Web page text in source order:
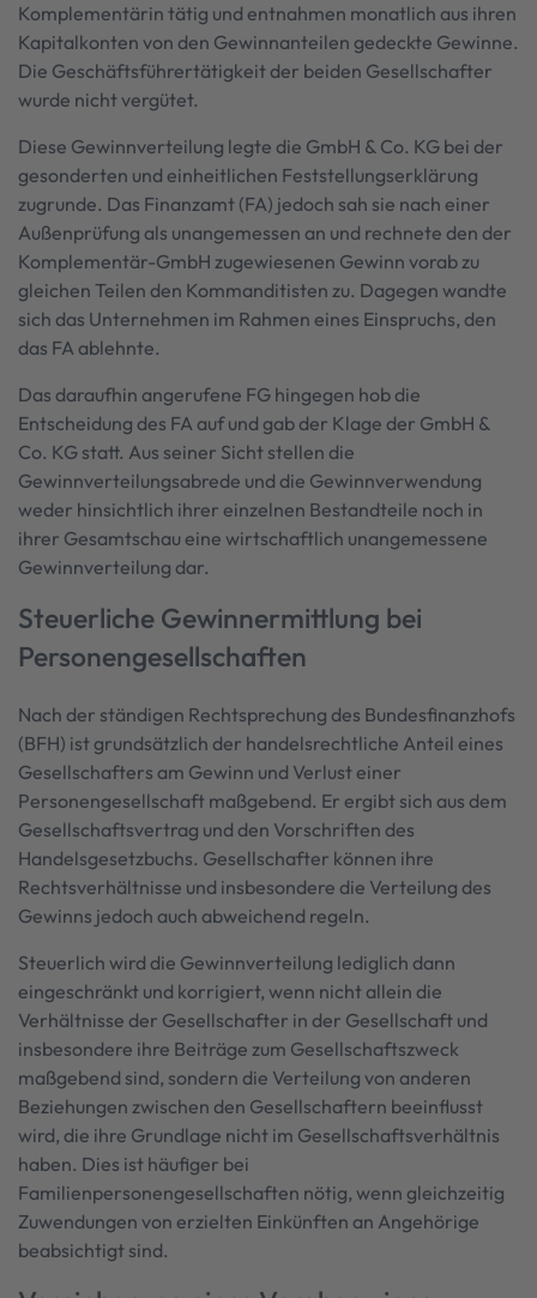
Komplementärin tätig und entnahmen monatlich aus ihren
Kapitalkonten von den Gewinnanteilen gedeckte Gewinne.
Die Geschäftsführertätigkeit der beiden Gesellschafter
wurde nicht vergütet.
Diese Gewinnverteilung legte die GmbH & Co. KG bei der
gesonderten und einheitlichen Feststellungserklärung
zugrunde. Das Finanzamt (FA) jedoch sah sie nach einer
Außenprüfung als unangemessen an und rechnete den der
Komplementär-GmbH zugewiesenen Gewinn vorab zu
gleichen Teilen den Kommanditisten zu. Dagegen wandte
sich das Unternehmen im Rahmen eines Einspruchs, den
das FA ablehnte.
Das daraufhin angerufene FG hingegen hob die
Entscheidung des FA auf und gab der Klage der GmbH &
Co. KG statt. Aus seiner Sicht stellen die
Gewinnverteilungsabrede und die Gewinnverwendung
weder hinsichtlich ihrer einzelnen Bestandteile noch in
ihrer Gesamtschau eine wirtschaftlich unangemessene
Gewinnverteilung dar.
Steuerliche Gewinnermittlung bei
Personengesellschaften
Nach der ständigen Rechtsprechung des Bundesfinanzhofs
(BFH) ist grundsätzlich der handelsrechtliche Anteil eines
Gesellschafters am Gewinn und Verlust einer
Personengesellschaft maßgebend. Er ergibt sich aus dem
Gesellschaftsvertrag und den Vorschriften des
Handelsgesetzbuchs. Gesellschafter können ihre
Rechtsverhältnisse und insbesondere die Verteilung des
Gewinns jedoch auch abweichend regeln.
Steuerlich wird die Gewinnverteilung lediglich dann
eingeschränkt und korrigiert, wenn nicht allein die
Verhältnisse der Gesellschafter in der Gesellschaft und
insbesondere ihre Beiträge zum Gesellschaftszweck
maßgebend sind, sondern die Verteilung von anderen
Beziehungen zwischen den Gesellschaftern beeinflusst
wird, die ihre Grundlage nicht im Gesellschaftsverhältnis
haben. Dies ist häufiger bei
Familienpersonengesellschaften nötig, wenn gleichzeitig
Zuwendungen von erzielten Einkünften an Angehörige
beabsichtigt sind.